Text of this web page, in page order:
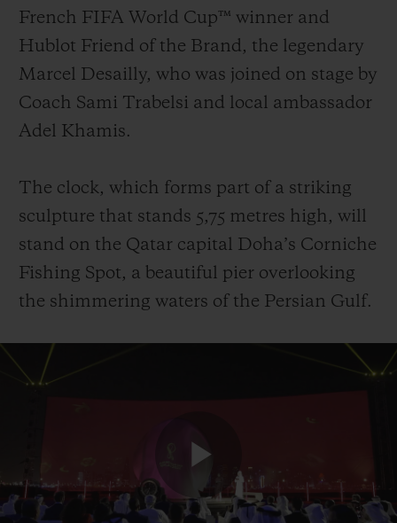
French FIFA World Cup™ winner and
Hublot Friend of the Brand, the legendary
Marcel Desailly, who was joined on stage by
Coach Sami Trabelsi and local ambassador
Adel Khamis.
The clock, which forms part of a striking
sculpture that stands 5,75 metres high, will
stand on the Qatar capital Doha’s Corniche
Fishing Spot, a beautiful pier overlooking
the shimmering waters of the Persian Gulf.
Play
부티크 검색